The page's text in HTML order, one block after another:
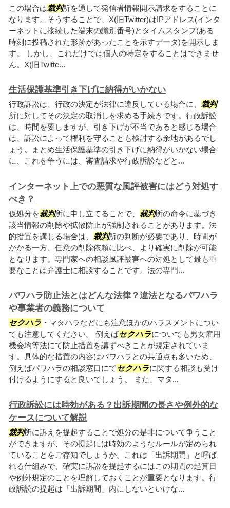
この場合は裁判所を通して発信者情報開示請求をすることに
なります。そうすることで、X(旧Twitter)はIPアドレス(インタ
ーネットに接続した端末の識別番号)とタイムスタンプ(ある
時刻に投稿された形跡があったことを示すデータ)を開示しま
す。 しかし、これだけでは個人の特定をすることはできませ
ん。X(旧Twitte...
生活保護基準引き下げに納得がいかない
行政訴訟は、行政の決定が法律に違反している場合に、 裁判
所に対してその決定の取消しを求める手続きです。行政訴訟
は、時間を要しますが、引き下げが不当であると感じる場合
は、訴訟によって権利を守ることも検討する余地があるでし
ょう。まとめ生活保護基準の引き下げに納得がいかない場合
に、これを争うには、審査請求や行政訴訟などと...
インターネット上での悪質な風評被害にはどう対処す
べき？
仮処分を裁判所に申し立てることで、 裁判所の命令に基づき
該当情報の削除や拡散防止が強制されることがあります。法
的措置を講じる場合は、 裁判所の判断が必要であり、時間が
かかる一方、任意の削除依頼に比べ、より確実に削除が可能
となります。専門家への相談風評被害への対処として最も重
要なことは弁護士に相談することです。法の専門...
パワハラ防止法とはどんな法律？違法となるパワハラ
や事業者の義務について
セクハラ ・マタハラなどにも注意ほかのハラスメントについ
ても注意してください。 例えばセクハラについても男女雇用
機会均等法にて防止措置を講ずべきことが規定されていま
す。具体的な措置の内容はパワハラとの共通点も多いため、
例えばパワハラの相談窓口にて セクハラに関する相談も受け
付けるようにすると良いでしょう。 また、マタ...
行政訴訟には時効がある？出訴期間の長さや例外的な
ケースについて解説
裁判所に訴えを提起することで処分の是非について争うこと
ができますが、その提起には時効のようなルールが定められ
ていることをご存知でしょうか。これは「出訴期間」と呼ば
れる仕組みで、確実に訴訟を提起するにはこの期間の起算日
や例外規定のことを理解しておくことが重要となります。行
政訴訟の提起は「出訴期間」内にしないといけな...